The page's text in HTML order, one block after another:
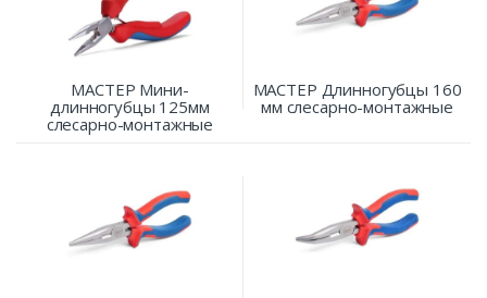
МАСТЕР Мини-
длинногубцы 125мм
слесарно-монтажные
МАСТЕР Длинногубцы 160
мм слесарно-монтажные